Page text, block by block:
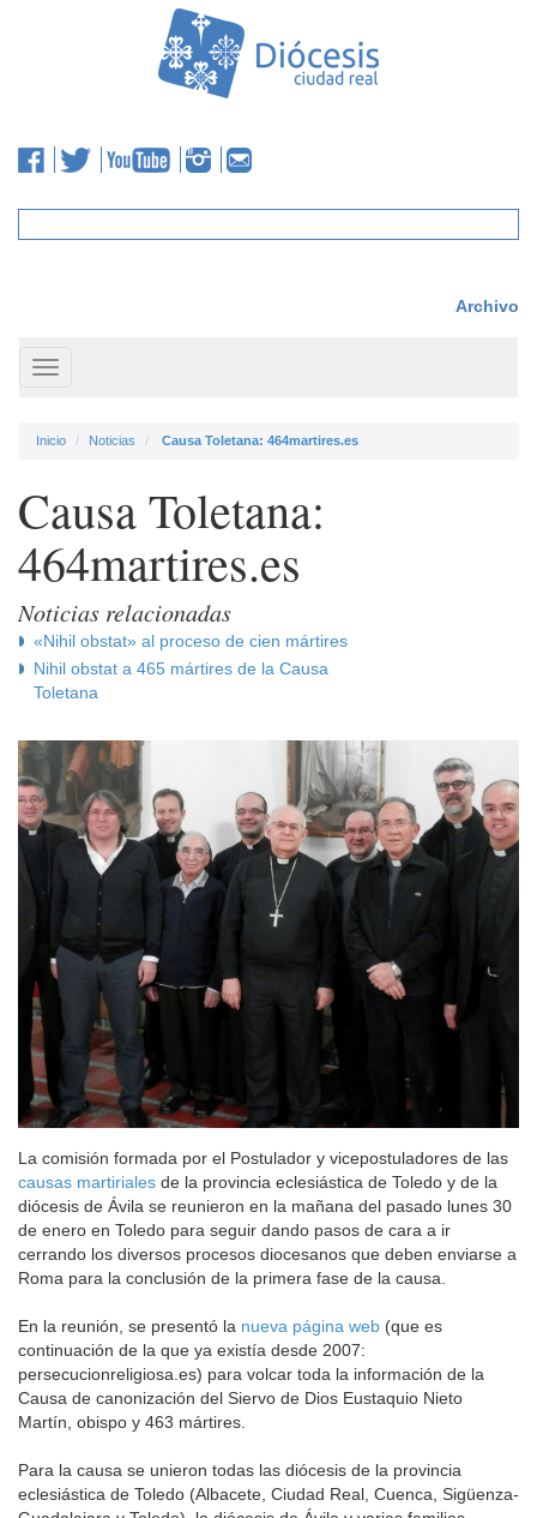
Archivo
Toggle
navigation
Inicio Noticias Causa Toletana: 464martires.es
Causa Toletana:
464martires.es
Noticias relacionadas
«Nihil obstat» al proceso de cien mártires
Nihil obstat a 465 mártires de la Causa
Toletana
La comisión formada por el Postulador y vicepostuladores de las
causas martiriales de la provincia eclesiástica de Toledo y de la
diócesis de Ávila se reunieron en la mañana del pasado lunes 30
de enero en Toledo para seguir dando pasos de cara a ir
cerrando los diversos procesos diocesanos que deben enviarse a
Roma para la conclusión de la primera fase de la causa.
En la reunión, se presentó la nueva página web (que es
continuación de la que ya existía desde 2007:
persecucionreligiosa.es) para volcar toda la información de la
Causa de canonización del Siervo de Dios Eustaquio Nieto
Martín, obispo y 463 mártires.
Para la causa se unieron todas las diócesis de la provincia
eclesiástica de Toledo (Albacete, Ciudad Real, Cuenca, Sigüenza-